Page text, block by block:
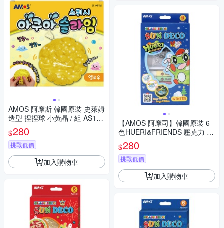
AMOS 阿摩斯 韓國原裝 史萊姆
造型 捏捏球 小黃晶 / 組 AS120
P1-YL
$280
挑戰低價
加入購物車
【AMOS 阿摩司】韓國原裝 6
色HUERI&FRIENDS 壓克力 模
型板 DIY 玻璃彩繪 組/ 組 SD10
P6-H
$280
挑戰低價
加入購物車